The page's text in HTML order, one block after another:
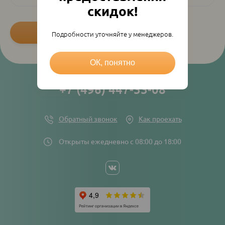
Открыты ежедневно с 08:00 до 18:00
+7 (496) 447-33-08
Обратный звонок Как проехать
Social
links
скидок!
Подробности уточняйте у менеджеров.
ОК, понятно